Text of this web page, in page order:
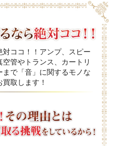
ココ！！アンプ、スピー
管やトランス、カートリ
まで「音」に関するモノな
買取します！